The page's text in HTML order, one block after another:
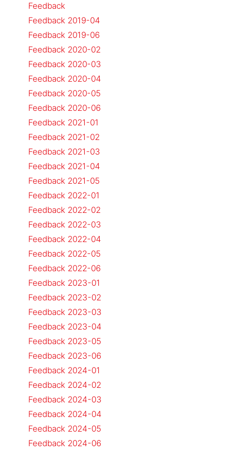
Feedback
Feedback 2019-04
Feedback 2019-06
Feedback 2020-02
Feedback 2020-03
Feedback 2020-04
Feedback 2020-05
Feedback 2020-06
Feedback 2021-01
Feedback 2021-02
Feedback 2021-03
Feedback 2021-04
Feedback 2021-05
Feedback 2022-01
Feedback 2022-02
Feedback 2022-03
Feedback 2022-04
Feedback 2022-05
Feedback 2022-06
Feedback 2023-01
Feedback 2023-02
Feedback 2023-03
Feedback 2023-04
Feedback 2023-05
Feedback 2023-06
Feedback 2024-01
Feedback 2024-02
Feedback 2024-03
Feedback 2024-04
Feedback 2024-05
Feedback 2024-06